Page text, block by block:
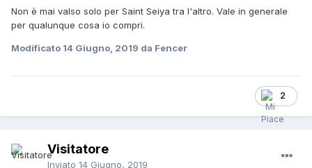
Non è mai valso solo per Saint Seiya tra l'altro. Vale in generale
per qualunque cosa io compri.
Modificato 14 Giugno, 2019 da Fencer
2
Visitatore
Inviato 14 Giugno, 2019